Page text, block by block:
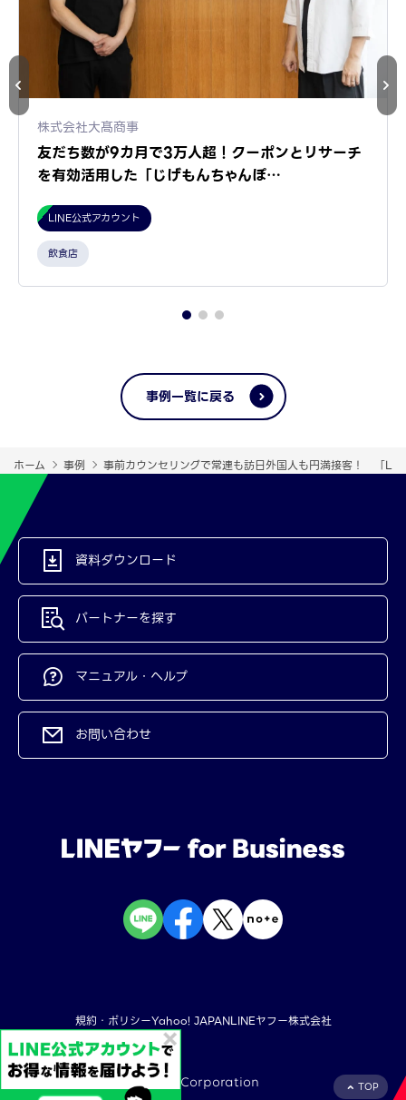
株式会社大髙商事
友だち数が9カ月で3万人超！クーポンとリサーチ
を有効活用した「じげもんちゃんぽ…
LINE公式アカウント
飲食店
事例一覧に戻る
ホーム 事例 事前カウンセリングで常連も訪日外国人も円満接客！ 「
資料ダウンロード
パートナーを探す
マニュアル・ヘルプ
お問い合わせ
TOP
規約・ポリシーYahoo! JAPANLINEヤフー株式会社
©︎ LY Corporation